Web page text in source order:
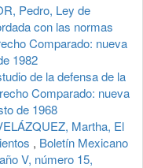
Pedro, Ley de
con las normas
Comparado: nueva
1982
de la defensa de la
Comparado: nueva
de 1968
Martha, El
, Boletín Mexicano
V, número 15,